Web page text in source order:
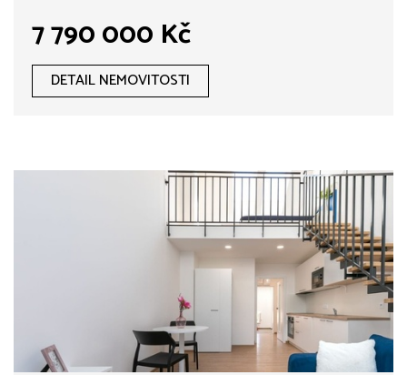
7 790 000 Kč
DETAIL NEMOVITOSTI